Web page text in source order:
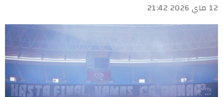
12 ماي 2026 21:42